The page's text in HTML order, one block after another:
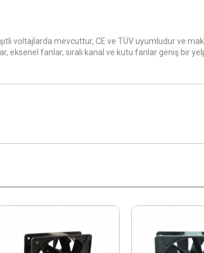
voltajlarda mevcuttur, CE ve TÜV uyumludur ve
eksenel fanlar, sıralı kanal ve kutu fanlar geniş bir